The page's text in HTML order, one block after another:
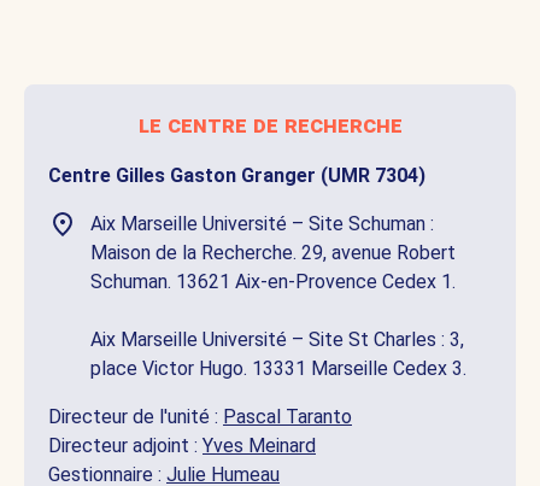
le centre de recherche
Centre Gilles Gaston Granger (UMR 7304)
Aix Marseille Université – Site Schuman :
Maison de la Recherche. 29, avenue Robert
Schuman. 13621 Aix-en-Provence Cedex 1.
Aix Marseille Université – Site St Charles : 3,
place Victor Hugo. 13331 Marseille Cedex 3.
Directeur de l'unité : Pascal Taranto
Directeur adjoint : Yves Meinard
Gestionnaire : Julie Humeau